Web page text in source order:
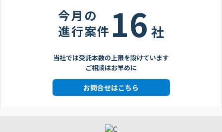
今月の
進行案件 16 社
当社では受託本数の上限を設けています
ご相談はお早めに
お問合せはこちら